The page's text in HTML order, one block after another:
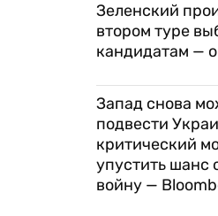
Зеленский
втором туре
кандидатам —
Запад снова
подвести
критический
упустить шанс
войну —